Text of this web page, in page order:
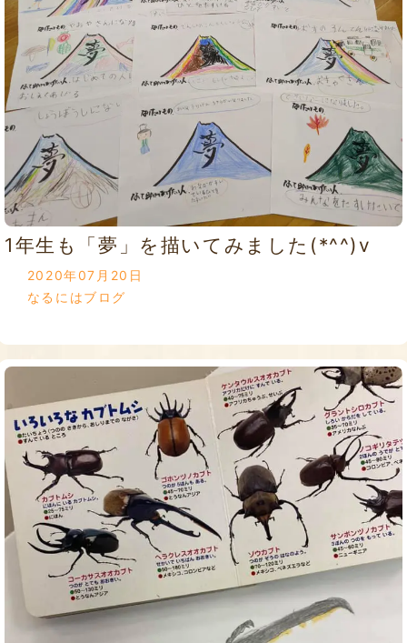
1年生も「夢」を描いてみました(*^^)v
2020年07月20日
なるにはブログ